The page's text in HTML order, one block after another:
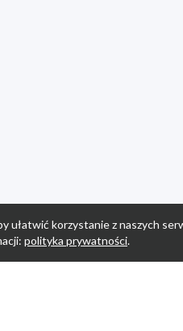
ułatwić korzystanie z naszych
polityka prywatności.